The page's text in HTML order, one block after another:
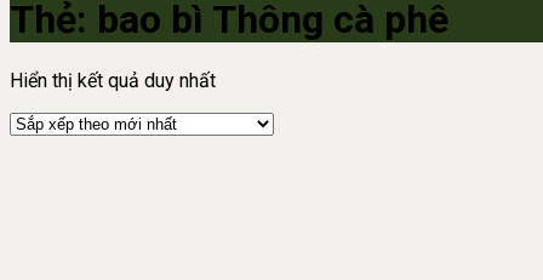
Thẻ: bao bì Thông cà phê
Hiển thị kết quả duy nhất